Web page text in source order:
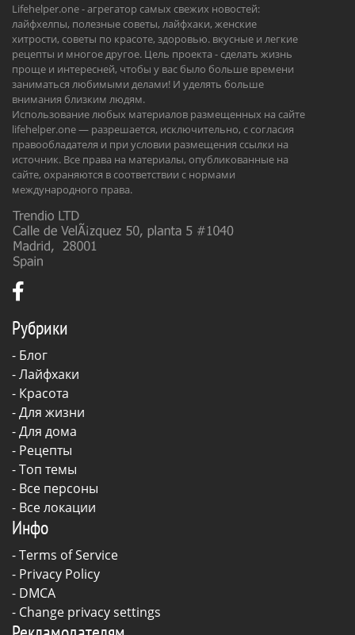
Lifehelper.one - агрегатор самых свежих новостей:
лайфхелпы, полезные советы, лайфхаки, женские
хитрости, советы по красоте, здоровью. вкусные и легкие
рецепты и многое другое. Цель проекта - сделать жизнь
проще и интересней, чтобы у вас было больше времени
заниматься любимыми делами! И уделять больше
внимания близким людям.
Использование любых материалов размещенных на сайте
lifehelper.one — разрешается, исключительно, с согласия
правообладателя и при условии размещения ссылки на
источник. Все права на материалы, опубликованные на
сайте, охраняются в соответствии с нормами
международного права.
Рубрики
- Блог
-Лайфхаки
- Красота
-Для жизни
-Для дома
- Рецепты
- Топ темы
- Все персоны
- Все локации
Инфо
-Terms of Service
- Privacy Policy
- DMCA
- Change privacy settings